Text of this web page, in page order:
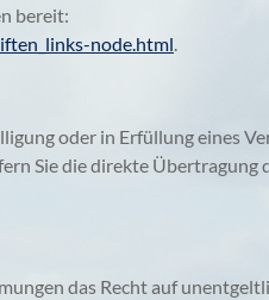
bereit:
node.html.
oder in Erfüllung eines
Sie die direkte
das Recht auf